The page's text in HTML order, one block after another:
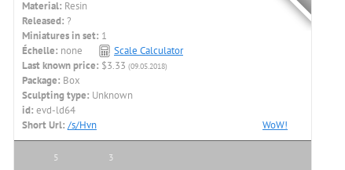
Material: Resin
Released: ?
Miniatures in set: 1
Échelle: none
Scale Calculator
Last known price: $3.33 (09.05.2018)
Package: Box
Sculpting type: Unknown
id: evd-ld64
Short Url: /s/Hvn WoW!
5 3